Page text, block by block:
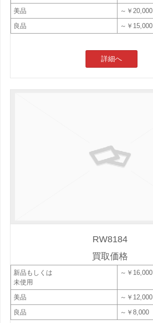
美品
～￥20,000
良品
～￥15,000
詳細へ
RW8184
買取価格
新品もしくは
未使用
～￥16,000
美品
～￥12,000
良品
～￥8,000